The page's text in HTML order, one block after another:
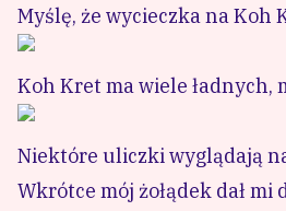
Myślę, że wycieczka na Koh
Koh Kret ma wiele ładnych,
Niektóre uliczki wyglądają
Wkrótce mój żołądek dał